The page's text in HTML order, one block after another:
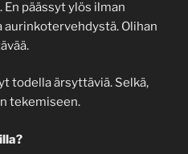
päässyt ylös ilman
aurinkotervehdystä. Olihan
todella ärsyttäviä. Selkä,
tekemiseen.